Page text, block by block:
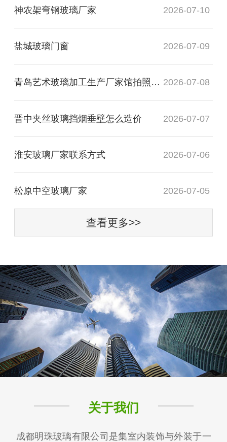
神农架弯钢玻璃厂家 2026-07-10
盐城玻璃门窗 2026-07-09
青岛艺术玻璃加工生产厂家馆拍照多少钱 2026-07-08
晋中夹丝玻璃挡烟垂壁怎么造价 2026-07-07
淮安玻璃厂家联系方式 2026-07-06
松原中空玻璃厂家 2026-07-05
查看更多>>
关于我们
成都明珠玻璃有限公司是集室内装饰与外装于一